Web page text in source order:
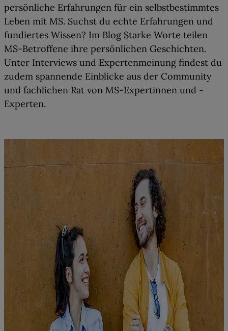
persönliche Erfahrungen für ein selbstbestimmtes
Leben mit MS. Suchst du echte Erfahrungen und
fundiertes Wissen? Im Blog Starke Worte teilen
MS-Betroffene ihre persönlichen Geschichten.
Unter Interviews und Expertenmeinung findest du
zudem spannende Einblicke aus der Community
und fachlichen Rat von MS-Expertinnen und -
Experten.